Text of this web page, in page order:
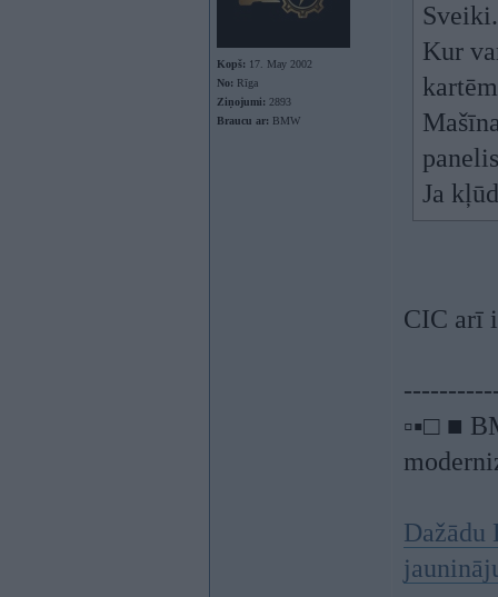
Kopš: 17. May 2002
No: Rīga
Ziņojumi: 2893
Braucu ar: BMW
Sveiki.
Kur
Ja
CIC arī
▫▪□ ■